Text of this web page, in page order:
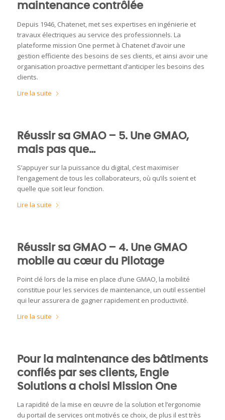
maintenance contrôlée
Depuis 1946, Chatenet, met ses expertises en ingénierie et
travaux électriques au service des professionnels. La
plateforme mission One permet à Chatenet d’avoir une
gestion efficiente des besoins de ses clients, et ainsi avoir une
organisation proactive permettant d’anticiper les besoins des
clients.
Lire la suite
Réussir sa GMAO – 5. Une GMAO,
mais pas que…
S’appuyer sur la puissance du digital, c’est maximiser
l’engagement de tous les collaborateurs, où qu’ils soient et
quelle que soit leur fonction.
Lire la suite
Réussir sa GMAO – 4. Une GMAO
mobile au cœur du Pilotage
Point clé lors de la mise en place d’une GMAO, la mobilité
constitue pour les services de maintenance, un outil essentiel
qui leur assurera de gagner rapidement en productivité.
Lire la suite
Pour la maintenance des bâtiments
confiés par ses clients, Engie
Solutions a choisi Mission One
La rapidité de la mise en œuvre de la solution et l’ergonomie
du portail de services ont motivés ce choix, de plus il est très